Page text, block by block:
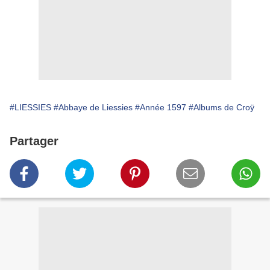
#LIESSIES #Abbaye de Liessies #Année 1597 #Albums de Croÿ
Partager